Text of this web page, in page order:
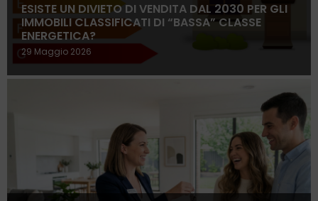
ESISTE UN DIVIETO DI VENDITA DAL 2030 PER GLI
IMMOBILI CLASSIFICATI DI “BASSA” CLASSE
ENERGETICA?
29 Maggio 2026